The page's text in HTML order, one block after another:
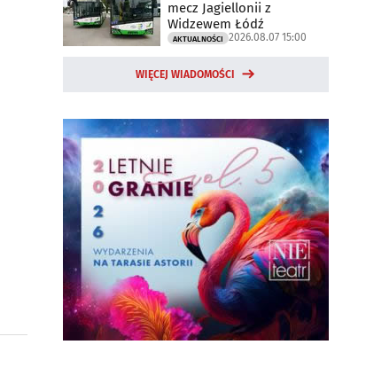
mecz Jagiellonii z
Widzewem Łódź
AKTUALNOŚCI 2026.08.07 15:00
WIĘCEJ WIADOMOŚCI